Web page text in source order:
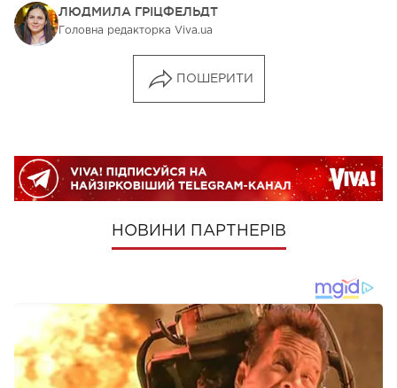
ЛЮДМИЛА ГРІЦФЕЛЬДТ
Головна редакторка Viva.ua
ПОШЕРИТИ
НОВИНИ ПАРТНЕРІВ